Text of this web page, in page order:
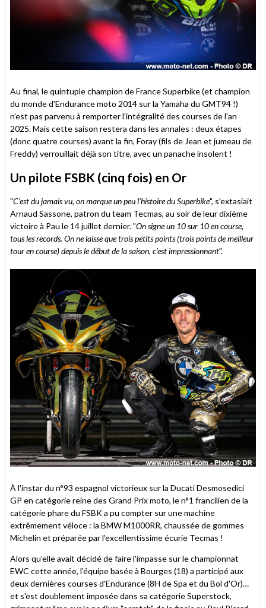
Au final, le quintuple champion de France Superbike (et champion
du monde d'Endurance moto 2014 sur la Yamaha du GMT94 !)
n'est pas parvenu à remporter l'intégralité des courses de l'an
2025. Mais cette saison restera dans les annales : deux étapes
(donc quatre courses) avant la fin, Foray (fils de Jean et jumeau de
Freddy) verrouillait déjà son titre, avec un panache insolent !
Un pilote FSBK (cinq fois) en Or
"C’est du jamais vu, on marque un peu l’histoire du Superbike", s'extasiait
Arnaud Sassone, patron du team Tecmas, au soir de leur dixième
victoire à Pau le 14 juillet dernier. "On signe un 10 sur 10 en course,
tous les records. On ne laisse que trois petits points (trois points de meilleur
tour en course) depuis le début de la saison, c’est impressionnant".
À l'instar du n°93 espagnol victorieux sur la Ducati Desmosedici
GP en catégorie reine des Grand Prix moto, le n°1 francilien de la
catégorie phare du FSBK a pu compter sur une machine
extrêmement véloce : la BMW M1000RR, chaussée de gommes
Michelin et préparée par l'excellentissime écurie Tecmas !
Alors qu'elle avait décidé de faire l'impasse sur le championnat
EWC cette année, l'équipe basée à Bourges (18) a participé aux
deux dernières courses d'Endurance (8H de Spa et du Bol d'Or)…
et s'est doublement imposée dans sa catégorie Superstock,